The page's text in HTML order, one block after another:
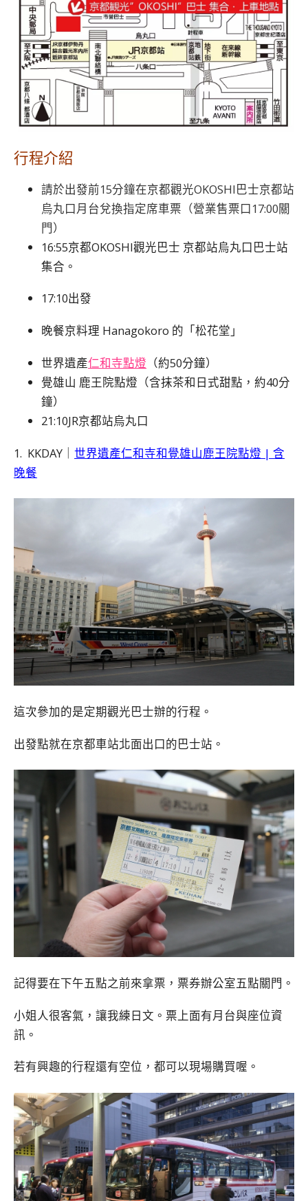
行程介紹
請於出發前15分鐘在京都觀光OKOSHI巴士京都站
烏丸口月台兌換指定席車票（營業售票口17:00關
門）
16:55京都OKOSHI觀光巴士 京都站烏丸口巴士站
集合。
17:10出發
晚餐京料理 Hanagokoro 的「松花堂」
世界遺產仁和寺點燈 （約50分鐘）
覺雄山 鹿王院點燈（含抹茶和日式甜點，約40分
鐘）
21:10JR京都站烏丸口
1. KKDAY｜ 世界遺產仁和寺和覺雄山鹿王院點燈 | 含
晚餐
這次參加的是定期觀光巴士辦的行程。
出發點就在京都車站北面出口的巴士站。
記得要在下午五點之前來拿票，票券辦公室五點關門。
小姐人很客氣，讓我練日文。票上面有月台與座位資
訊。
若有興趣的行程還有空位，都可以現場購買喔。